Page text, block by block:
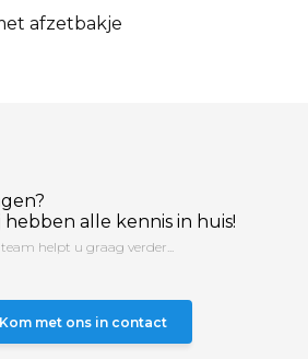
afzetbakje
hebben alle kennis in huis!
team helpt u graag verder...
Kom met ons in contact